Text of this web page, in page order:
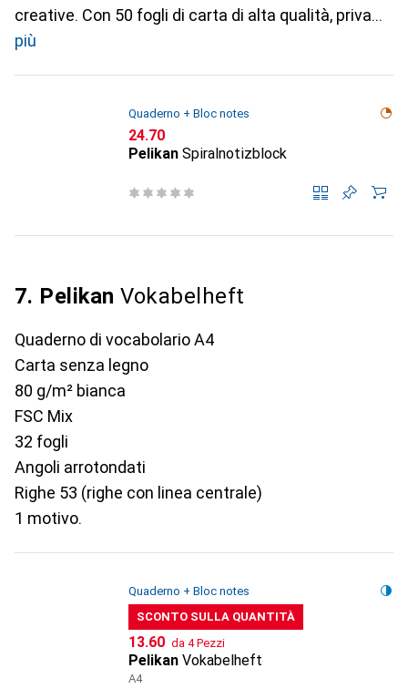
creative. Con 50 fogli di carta di alta qualità, priva
più
Quaderno + Bloc notes
CHF
24.70
Pelikan Spiralnotizblock
7. Pelikan Vokabelheft
Quaderno di vocabolario A4
Carta senza legno
80 g/m² bianca
FSC Mix
32 fogli
Angoli arrotondati
Righe 53 (righe con linea centrale)
1 motivo.
Quaderno + Bloc notes
SCONTO SULLA QUANTITÀ
CHF
13.60 da 4 Pezzi
Pelikan Vokabelheft
A4